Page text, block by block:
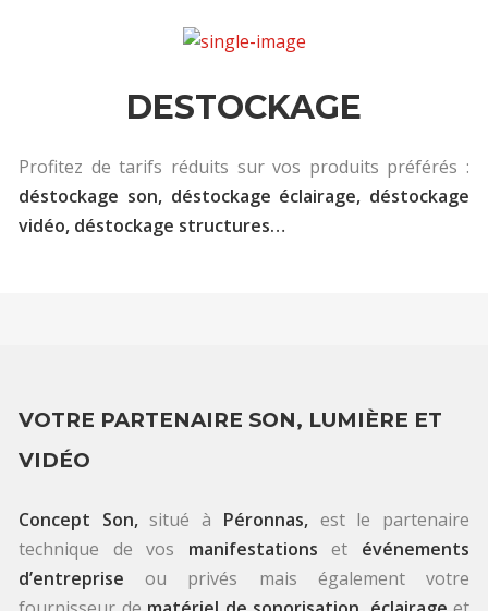
DESTOCKAGE
Profitez de tarifs réduits sur vos produits préférés :
déstockage son, déstockage éclairage, déstockage
vidéo, déstockage structures…
VOTRE PARTENAIRE SON, LUMIÈRE ET
VIDÉO
Concept Son,situé à Péronnas, est le partenaire
technique de vos manifestations et événements
d’entreprise ou privés mais également votre